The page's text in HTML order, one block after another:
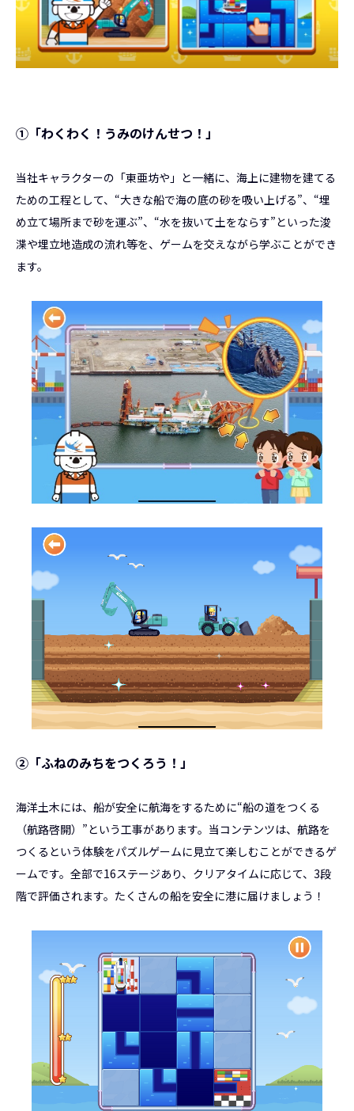
①「わくわく！うみのけんせつ！」
当社キャラクターの「東亜坊や」と一緒に、海上に建物を建てる
ための工程として、“大きな船で海の底の砂を吸い上げる”、“埋
め立て場所まで砂を運ぶ”、“水を抜いて土をならす”といった浚
渫や埋立地造成の流れ等を、ゲームを交えながら学ぶことができ
ます。
②「ふねのみちをつくろう！」
海洋土木には、船が安全に航海をするために“船の道をつくる
（航路啓開）”という工事があります。当コンテンツは、航路を
つくるという体験をパズルゲームに見立て楽しむことができるゲ
ームです。全部で16ステージあり、クリアタイムに応じて、3段
階で評価されます。たくさんの船を安全に港に届けましょう！